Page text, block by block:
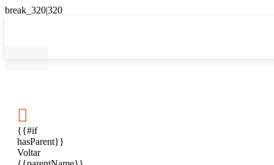

{{#if
hasParent}}
Voltar